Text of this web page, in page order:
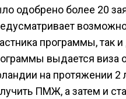
одобрено более 20
программы, так
выдается виза
на протяжении 2
ПМЖ, а затем и